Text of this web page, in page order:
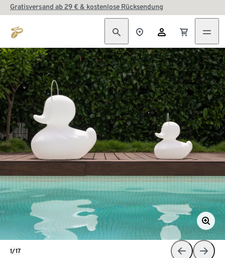
Gratisversand ab 29 € & kostenlose Rücksendung
1/17